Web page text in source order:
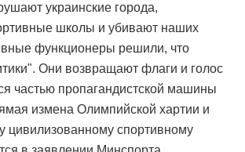
украинские города,
школы и убивают наших
функционеры решили, что
Они возвращают флаги и голос
частью пропагандистской машины
измена Олимпийской хартии и
цивилизованному спортивному